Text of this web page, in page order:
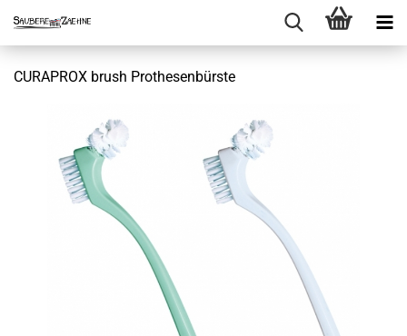
CURAPROX brush Prothesenbürste